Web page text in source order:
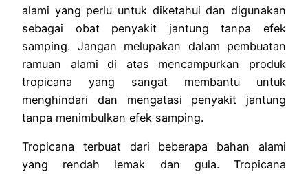
alami yang perlu untuk diketahui dan digunakan
sebagai obat penyakit jantung tanpa efek
samping. Jangan melupakan dalam pembuatan
ramuan alami di atas mencampurkan produk
tropicana yang sangat membantu untuk
menghindari dan mengatasi penyakit jantung
tanpa menimbulkan efek samping.
Tropicana terbuat dari beberapa bahan alami
yang rendah lemak dan gula. Tropicana